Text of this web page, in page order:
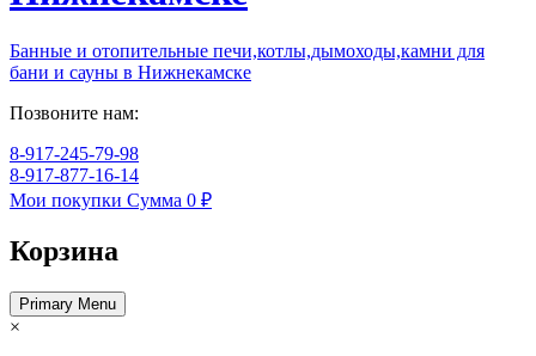
Банные и отопительные печи,котлы,дымоходы,камни для
бани и сауны в Нижнекамске
Позвоните нам:
8-917-245-79-98
8-917-877-16-14
Мои покупки Сумма 0 ₽
Корзина
Primary Menu
×